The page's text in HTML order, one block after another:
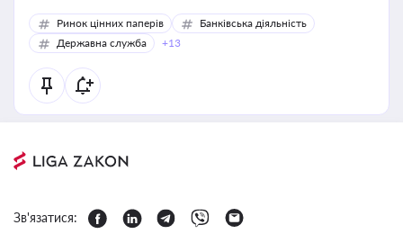
Ринок цінних паперів
Банківська діяльність
Державна служба
+13
Зв'язатися: